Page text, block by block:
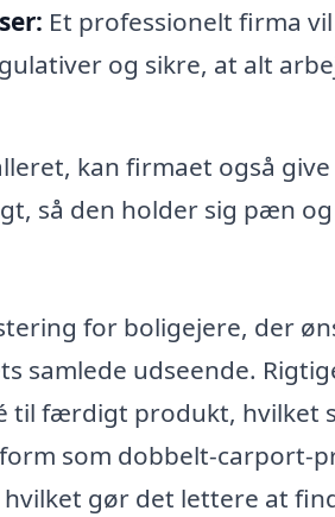
Et professionelt firma vil
og sikre, at alt
kan firmaet også give
så den holder sig pæn og
for boligejere, der
samlede udseende.
til færdigt produkt, hvilket
som dobbelt-carport-
gør det lettere at